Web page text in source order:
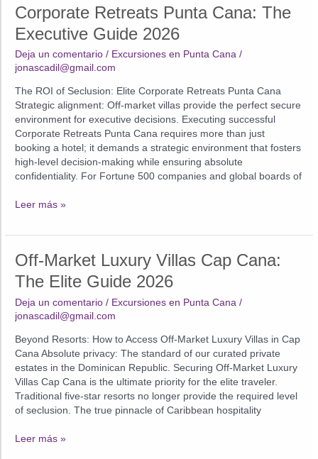
Lujo
en
República
Dominicana:
Más
del
«Todo
Incluido»
Corporate Retreats Punta Cana: The
Executive Guide 2026
Deja un comentario / Excursiones en Punta Cana /
jonascadil@gmail.com
The ROI of Seclusion: Elite Corporate Retreats Punta Cana
Strategic alignment: Off-market villas provide the perfect secure
environment for executive decisions. Executing successful
Corporate Retreats Punta Cana requires more than just
booking a hotel; it demands a strategic environment that fosters
high-level decision-making while ensuring absolute
confidentiality. For Fortune 500 companies and global boards of
Corporate
Punta
The
Executive
Guide
2026
Leer más »
Off-Market Luxury Villas Cap Cana:
The Elite Guide 2026
Deja un comentario / Excursiones en Punta Cana /
jonascadil@gmail.com
Beyond Resorts: How to Access Off-Market Luxury Villas in Cap
Cana Absolute privacy: The standard of our curated private
estates in the Dominican Republic. Securing Off-Market Luxury
Villas Cap Cana is the ultimate priority for the elite traveler.
Traditional five-star resorts no longer provide the required level
of seclusion. The true pinnacle of Caribbean hospitality
Off-
Leer más »